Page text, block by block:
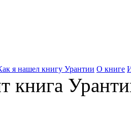
я нашел книгу Урантии О книге
книга